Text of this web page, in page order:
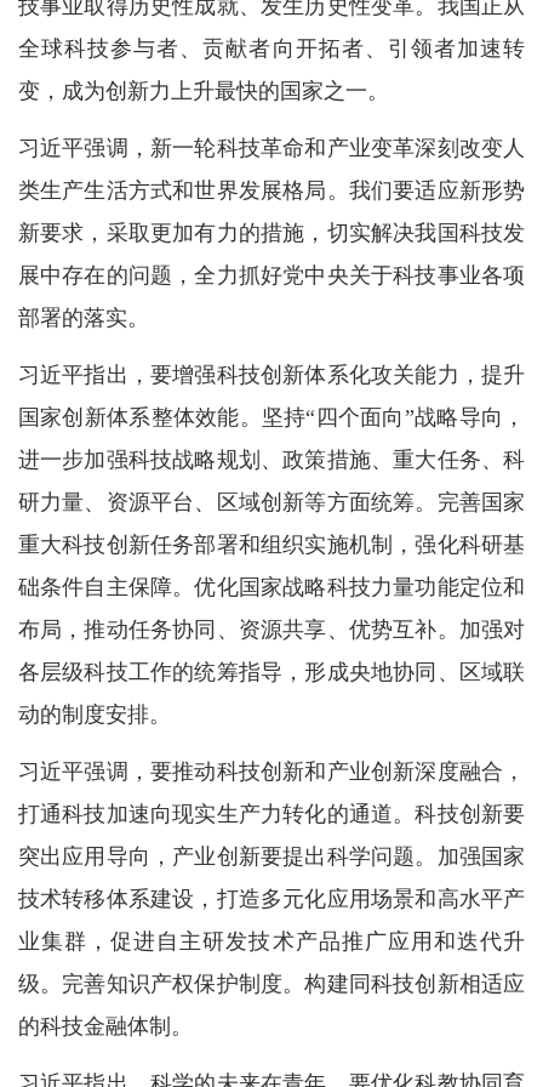
技事业取得历史性成就、发生历史性变革。我国正从
全球科技参与者、贡献者向开拓者、引领者加速转
变，成为创新力上升最快的国家之一。
习近平强调，新一轮科技革命和产业变革深刻改变人
类生产生活方式和世界发展格局。我们要适应新形势
新要求，采取更加有力的措施，切实解决我国科技发
展中存在的问题，全力抓好党中央关于科技事业各项
部署的落实。
习近平指出，要增强科技创新体系化攻关能力，提升
国家创新体系整体效能。坚持“四个面向”战略导向，
进一步加强科技战略规划、政策措施、重大任务、科
研力量、资源平台、区域创新等方面统筹。完善国家
重大科技创新任务部署和组织实施机制，强化科研基
础条件自主保障。优化国家战略科技力量功能定位和
布局，推动任务协同、资源共享、优势互补。加强对
各层级科技工作的统筹指导，形成央地协同、区域联
动的制度安排。
习近平强调，要推动科技创新和产业创新深度融合，
打通科技加速向现实生产力转化的通道。科技创新要
突出应用导向，产业创新要提出科学问题。加强国家
技术转移体系建设，打造多元化应用场景和高水平产
业集群，促进自主研发技术产品推广应用和迭代升
级。完善知识产权保护制度。构建同科技创新相适应
的科技金融体制。